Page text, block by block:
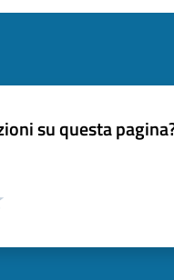
su questa